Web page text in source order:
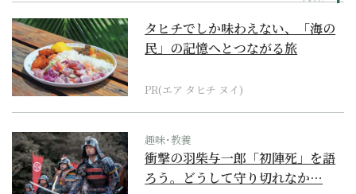
タヒチでしか味わえない、「海の
民」の記憶へとつながる旅
PR(エア タヒチ ヌイ)
趣味･教養
衝撃の羽柴与一郎「初陣死」を語
ろう。どうして守り切れなか…